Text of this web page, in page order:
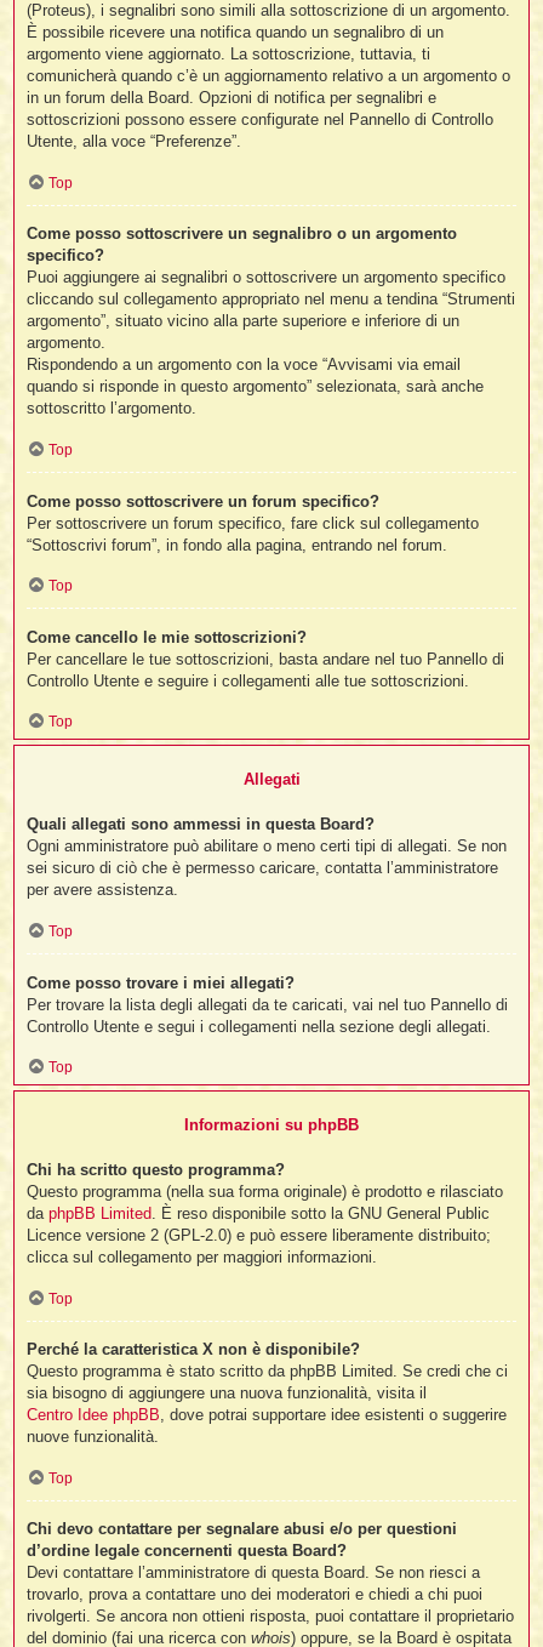
(Proteus), i segnalibri sono simili alla sottoscrizione di un argomento.
È possibile ricevere una notifica quando un segnalibro di un
argomento viene aggiornato. La sottoscrizione, tuttavia, ti
comunicherà quando c’è un aggiornamento relativo a un argomento o
in un forum della Board. Opzioni di notifica per segnalibri e
sottoscrizioni possono essere configurate nel Pannello di Controllo
Utente, alla voce “Preferenze”.
Top
Come posso sottoscrivere un segnalibro o un argomento
specifico?
Puoi aggiungere ai segnalibri o sottoscrivere un argomento specifico
cliccando sul collegamento appropriato nel menu a tendina “Strumenti
argomento”, situato vicino alla parte superiore e inferiore di un
argomento.
Rispondendo a un argomento con la voce “Avvisami via email
quando si risponde in questo argomento” selezionata, sarà anche
sottoscritto l’argomento.
Top
Come posso sottoscrivere un forum specifico?
Per sottoscrivere un forum specifico, fare click sul collegamento
“Sottoscrivi forum”, in fondo alla pagina, entrando nel forum.
Top
Come cancello le mie sottoscrizioni?
Per cancellare le tue sottoscrizioni, basta andare nel tuo Pannello di
Controllo Utente e seguire i collegamenti alle tue sottoscrizioni.
Top
Allegati
Quali allegati sono ammessi in questa Board?
Ogni amministratore può abilitare o meno certi tipi di allegati. Se non
sei sicuro di ciò che è permesso caricare, contatta l’amministratore
per avere assistenza.
Top
Come posso trovare i miei allegati?
Per trovare la lista degli allegati da te caricati, vai nel tuo Pannello di
Controllo Utente e segui i collegamenti nella sezione degli allegati.
Top
Informazioni su phpBB
Chi ha scritto questo programma?
Questo programma (nella sua forma originale) è prodotto e rilasciato
daphpBB Limited. È reso disponibile sotto la GNU General Public
Licence versione 2 (GPL-2.0) e può essere liberamente distribuito;
clicca sul collegamento per maggiori informazioni.
Top
Perché la caratteristica X non è disponibile?
Questo programma è stato scritto da phpBB Limited. Se credi che ci
sia bisogno di aggiungere una nuova funzionalità, visita il
Centro Idee phpBB, dove potrai supportare idee esistenti o suggerire
nuove funzionalità.
Top
Chi devo contattare per segnalare abusi e/o per questioni
d’ordine legale concernenti questa Board?
Devi contattare l’amministratore di questa Board. Se non riesci a
trovarlo, prova a contattare uno dei moderatori e chiedi a chi puoi
rivolgerti. Se ancora non ottieni risposta, puoi contattare il proprietario
del dominio (fai una ricerca conwhois) oppure, se la Board è ospitata